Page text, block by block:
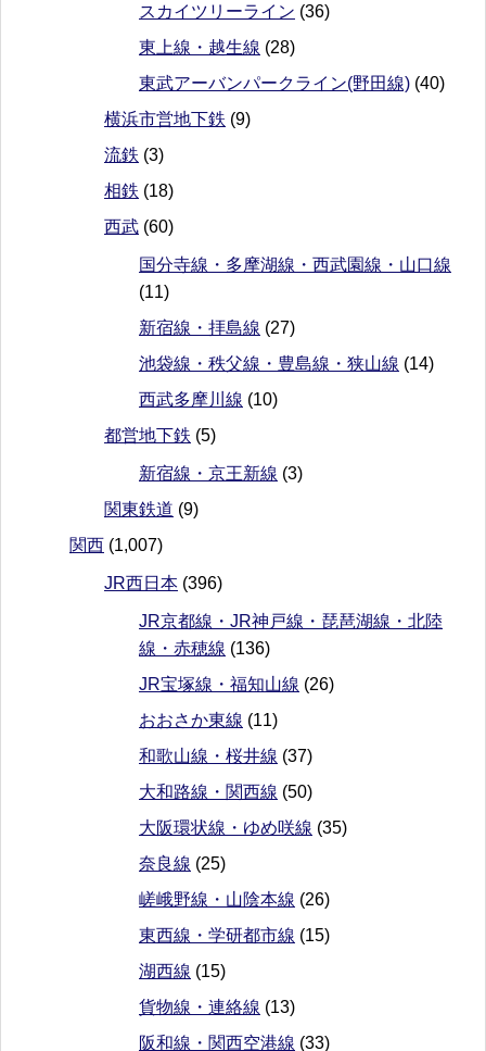
スカイツリーライン (36)
東上線・越生線 (28)
東武アーバンパークライン(野田線) (40)
横浜市営地下鉄 (9)
流鉄 (3)
相鉄 (18)
西武 (60)
国分寺線・多摩湖線・西武園線・山口線
(11)
新宿線・拝島線 (27)
池袋線・秩父線・豊島線・狭山線 (14)
西武多摩川線 (10)
都営地下鉄 (5)
新宿線・京王新線 (3)
関東鉄道 (9)
関西 (1,007)
JR西日本 (396)
JR京都線・JR神戸線・琵琶湖線・北陸
線・赤穂線 (136)
JR宝塚線・福知山線 (26)
おおさか東線 (11)
和歌山線・桜井線 (37)
大和路線・関西線 (50)
大阪環状線・ゆめ咲線 (35)
奈良線 (25)
嵯峨野線・山陰本線 (26)
東西線・学研都市線 (15)
湖西線 (15)
貨物線・連絡線 (13)
阪和線・関西空港線 (33)